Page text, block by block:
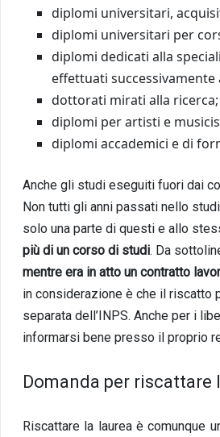
diplomi universitari,
diplomi universitari per
diplomi dedicati alla
effettuati successivamente
dottorati mirati alla ricerca;
diplomi per artisti e
diplomi accademici e di
Anche gli studi eseguiti fuori dai
Non tutti gli anni passati nello
solo una parte di questi e allo
più di un corso di studi. Da
mentre era in atto un contratto
in considerazione è che il riscatto
separata dell’INPS. Anche per i
informarsi bene presso il proprio
Domanda per riscattare
Riscattare la laurea è comunque